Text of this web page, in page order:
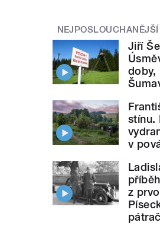
NEJPOSLOUCHANĚJŠÍ
Jiří
doby,
stínu.
v
z